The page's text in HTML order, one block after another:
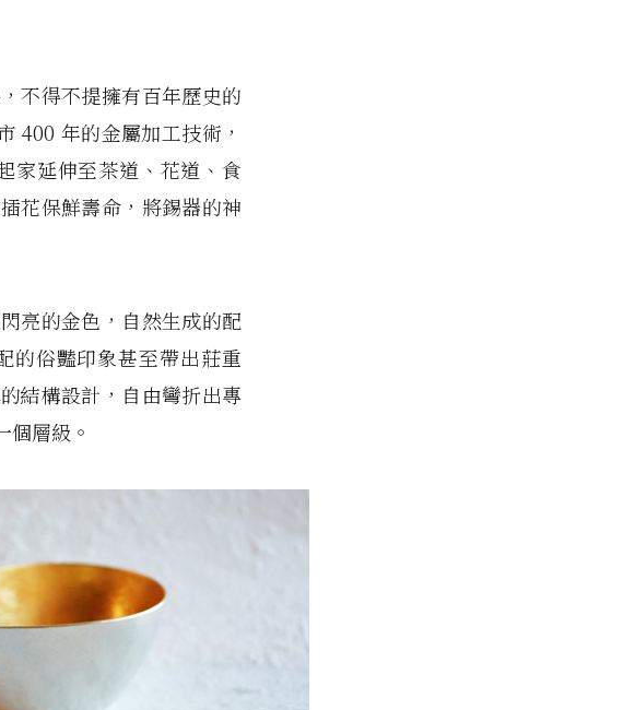
不得不提擁有百年歷史的
400 年的金屬加工技術，
家延伸至茶道、花道、食
花保鮮壽命，將錫器的神
亮的金色，自然生成的配
的俗豔印象甚至帶出莊重
結構設計，自由彎折出專
個層級。